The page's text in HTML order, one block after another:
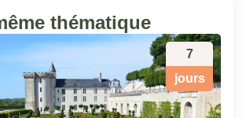
thématique
7
jours